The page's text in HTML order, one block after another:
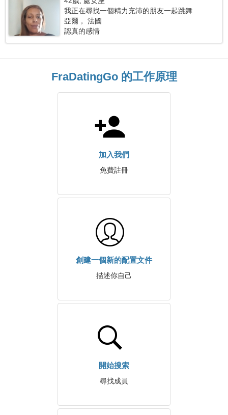
我正在尋找一個精力充沛的朋友一起跳舞
亞爾， 法國
認真的感情
FraDatingGo 的工作原理
加入我們
免費註冊
創建一個新的配置文件
描述你自己
開始搜索
尋找成員